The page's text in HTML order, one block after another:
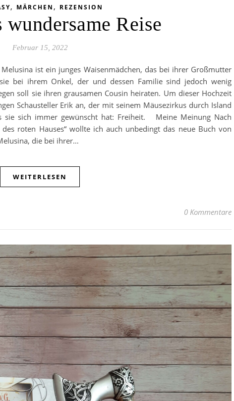
, MÄRCHEN , REZENSION
Reise
Februar 15, 2022
ist ein junges Waisenmädchen, das bei ihrer Großmutter
bei ihrem Onkel, der und dessen Familie sind jedoch wenig
soll sie ihren grausamen Cousin heiraten. Um dieser Hochzeit
Schausteller Erik an, der mit seinem Mäusezirkus durch Island
sie sich immer gewünscht hat: Freiheit. Meine Meinung Nach
roten Hauses“ wollte ich auch unbedingt das neue Buch von
die bei ihrer…
WEITERLESEN
0 Kommentare